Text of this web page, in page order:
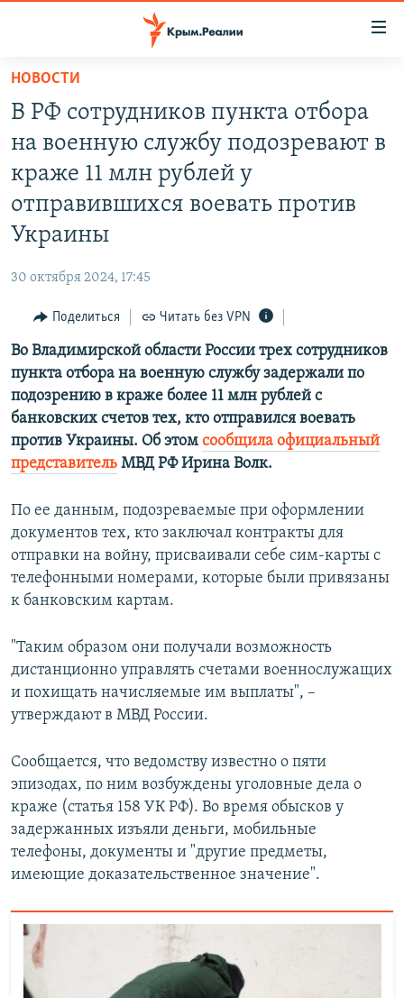
Вернуться
основному
содержанию
главной
навигации
Вернутся
СПЕЦПРОЕКТЫ
ЕЩЕ
ТЕЛЕПРОЕКТ КРЫМ.РЕАЛИИ
СОВЕТЫ ПРАВОЗАЩИТНИКОВ
ПРОПАВШИЕ БЕЗ ВЕСТИ
ПОБЕДИТЕЛЕЙ НЕ СУДЯТ?
КРЫМ.НЕПОКОРЕННЫЙ
УКРАИНСКАЯ ПРОБЛЕМА КРЫМА
КАК ОБОЙТИ БЛОКИРОВКУ
Qırımtatar
ПРИСОЕДИНЯЙТЕСЬ!
Все сайты RFE/RL
НОВОСТИ
В РФ сотрудников пункта отбора
на военную службу подозревают в
краже 11 млн рублей у
отправившихся воевать против
Украины
30 октября 2024, 17:45
Поделиться Читать без VPN
Во Владимирской области России трех сотрудников
пункта отбора на военную службу задержали по
подозрению в краже более 11 млн рублей с
банковских счетов тех, кто отправился воевать
против Украины. Об этом сообщила официальный
представитель МВД РФ Ирина Волк.
По ее данным, подозреваемые при оформлении
документов тех, кто заключал контракты для
отправки на войну, присваивали себе сим-карты с
телефонными номерами, которые были привязаны
к банковским картам.
"Таким образом они получали возможность
дистанционно управлять счетами военнослужащих
и похищать начисляемые им выплаты", –
утверждают в МВД России.
Сообщается, что ведомству известно о пяти
эпизодах, по ним возбуждены уголовные дела о
краже (статья 158 УК РФ). Во время обысков у
задержанных изъяли деньги, мобильные
телефоны, документы и "другие предметы,
имеющие доказательственное значение".